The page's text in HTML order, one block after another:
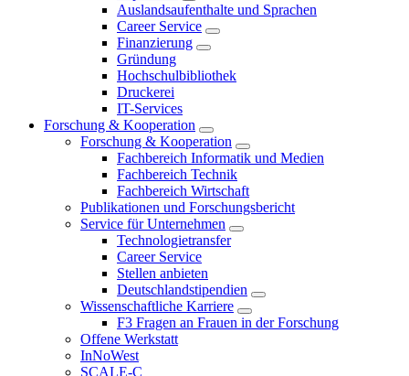
Auslandsaufenthalte und Sprachen
Career Service
Finanzierung
Gründung
Hochschulbibliothek
Druckerei
IT-Services
Forschung & Kooperation
Forschung & Kooperation
Fachbereich Informatik und Medien
Fachbereich Technik
Fachbereich Wirtschaft
Publikationen und Forschungsbericht
Service für Unternehmen
Technologietransfer
Career Service
Stellen anbieten
Deutschlandstipendien
Wissenschaftliche Karriere
F3 Fragen an Frauen in der Forschung
Offene Werkstatt
InNoWest
SCALE-C